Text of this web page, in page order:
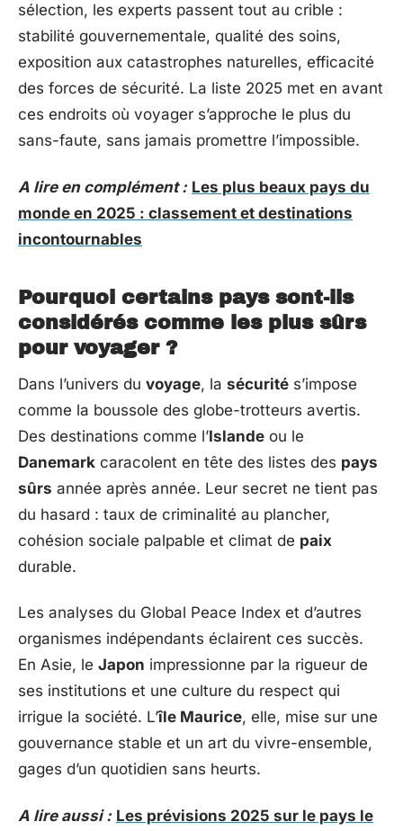
sélection, les experts passent tout au crible :
stabilité gouvernementale, qualité des soins,
exposition aux catastrophes naturelles, efficacité
des forces de sécurité. La liste 2025 met en avant
ces endroits où voyager s’approche le plus du
sans-faute, sans jamais promettre l’impossible.
A lire en complément : Les plus beaux pays du
monde en 2025 : classement et destinations
incontournables
Pourquoi certains pays sont-ils
considérés comme les plus sûrs
pour voyager ?
Dans l’univers du voyage, la sécurité s’impose
comme la boussole des globe-trotteurs avertis.
Des destinations comme l’Islande ou le
Danemark caracolent en tête des listes des pays
sûrs année après année. Leur secret ne tient pas
du hasard : taux de criminalité au plancher,
cohésion sociale palpable et climat de paix
durable.
Les analyses du Global Peace Index et d’autres
organismes indépendants éclairent ces succès.
En Asie, le Japon impressionne par la rigueur de
ses institutions et une culture du respect qui
irrigue la société. L’île Maurice, elle, mise sur une
gouvernance stable et un art du vivre-ensemble,
gages d’un quotidien sans heurts.
A lire aussi : Les prévisions 2025 sur le pays le